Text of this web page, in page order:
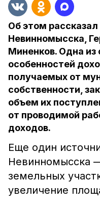
Об этом
Невинномысска,
Миненков. Одна из
особенностей
получаемых от
собственности,
объем их
от проводимой
доходов.
Еще один
Невинномысска
земельных
увеличение